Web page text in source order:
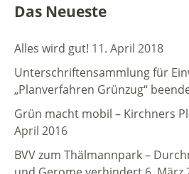
Das Neueste
Alles wird gut! 11. April 2018
Unterschriftensammlung für
„Planverfahren Grünzug“
Grün macht mobil – Kirchners
April 2016
BVV zum Thälmannpark –